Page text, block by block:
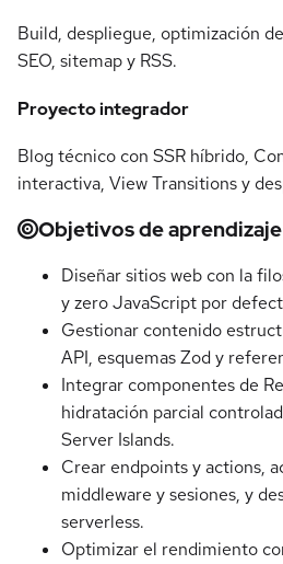
Build, despliegue, optimización
SEO, sitemap y RSS.
Proyecto integrador
Blog técnico con SSR híbrido,
interactiva, View Transitions y
Objetivos de aprendizaje
Diseñar sitios web con la
y zero JavaScript por
Gestionar contenido
API, esquemas Zod y
Integrar componentes de
hidratación parcial
Server Islands.
Crear endpoints y actions,
middleware y sesiones, y
serverless.
Optimizar el rendimiento